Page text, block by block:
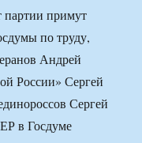
примут
по труду,
Андрей
России» Сергей
Сергей
в Госдуме